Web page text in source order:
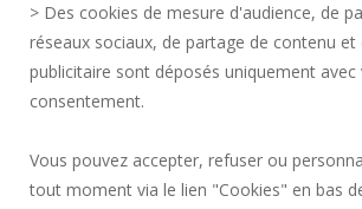
ACCESSIBILITY
COOKIE MANAGEMENT
> Des cookies de mesure d'audience, de
réseaux sociaux, de partage de contenu
publicitaire sont déposés uniquement avec
consentement.
Vous pouvez accepter, refuser ou
tout moment via le lien "Cookies" en bas